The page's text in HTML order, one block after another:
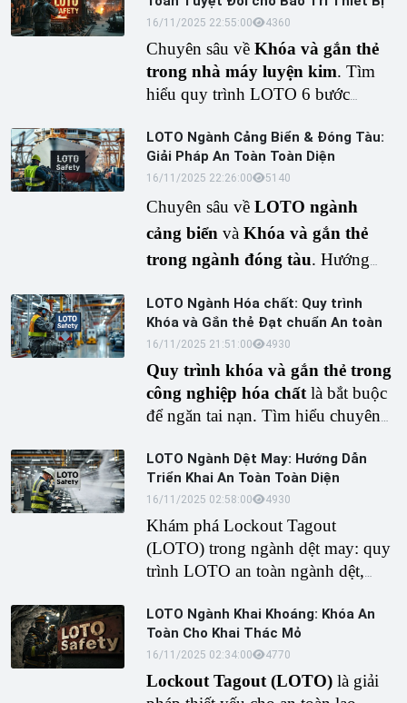
đạt chuẩn IEC, và tầm quan trọng
của LOTO trong phòng ngừa tai
nạn điện áp cao.
16/11/2025 22:55:00 4360
Chuyên sâu vềKhóa và gắn thẻ
trong nhà máy luyện kim. Tìm
hiểu quy trình LOTO 6 bước
LOTO cho ngành chế biến kim
loại và giải pháp toàn diện.
LOTO Ngành Cảng Biển & Đóng Tàu:
Giải Pháp An Toàn Toàn Diện
16/11/2025 22:26:00 5140
Chuyên sâu vềLOTO ngành
cảng biển vàKhóa và gắn thẻ
trong ngành đóng tàu. Hướng
OSHA, thiết bị vàGiải pháp
LOTO trong công nghiệp đóng
tàutoàn diện.
LOTO Ngành Hóa chất: Quy trình
Khóa và Gắn thẻ Đạt chuẩn An toàn
16/11/2025 21:51:00 4930
Quy trình khóa và gắn thẻ trong
công nghiệp hóa chất là bắt buộc
để ngăn tai nạn. Tìm hiểu chuyên
cho anh em kỹ thuật hóa chất
tiêu chuẩn OSHA và cách chọn
khóa treo an toàn trong nhà
máy hóa chấtchống ăn mòn.
LOTO Ngành Dệt May: Hướng Dẫn
Triển Khai An Toàn Toàn Diện
16/11/2025 02:58:00 4930
Khám phá Lockout Tagout
(LOTO) trong ngành dệt may: quy
trình LOTO an toàn ngành dệt,
thiết bị khóa treo LOTO trong
ngành dệt. Giải pháp LOTO trong
công nghiệp may mặc giúp giảm
tai nạn, tăng năng suất nhà máy dệt
LOTO Ngành Khai Khoáng: Khóa An
Toàn Cho Khai Thác Mỏ
16/11/2025 02:34:00 4770
Lockout Tagout (LOTO) là giải